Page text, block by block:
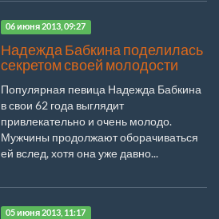
06 июня 2013, 09:27
Надежда Бабкина поделилась
секретом своей молодости
Популярная певица Надежда Бабкина
в свои 62 года выглядит
привлекательно и очень молодо.
Мужчины продолжают оборачиваться
ей вслед, хотя она уже давно...
05 июня 2013, 11:17